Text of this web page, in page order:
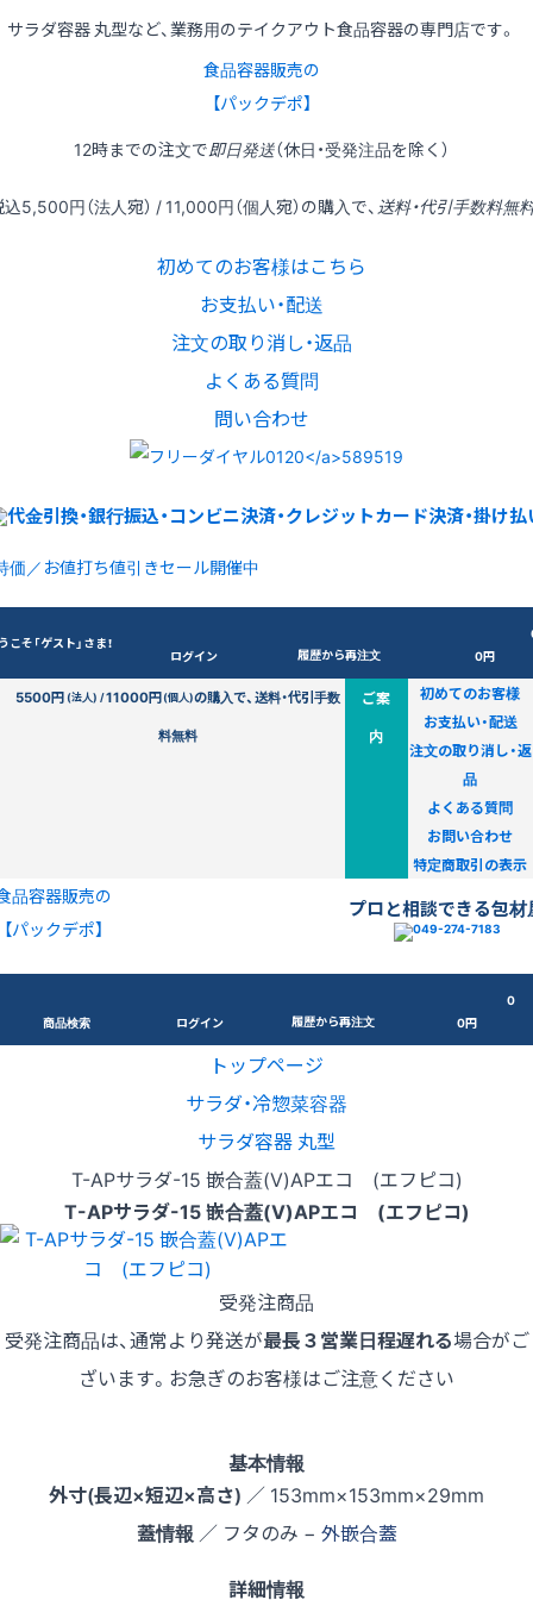
サラダ容器 丸型など、業務用のテイクアウト食品容器の専門店です。
食品容器販売の
【パックデポ】
12時までの注文で即日発送（休日・受発注品を除く）
込5,500円（法人宛） / 11,000円（個人宛）の購入で、 送料・代引手数料無
初めてのお客様はこちら
お支払い・配送
注文の取り消し・返品
よくある質問
問い合わせ
価／お値打ち値引きセール開催中
こそ「ゲスト」さま！
ログイン 履歴から再注文
0円
5500円(法人) /11000円(個人)の購入で、送料・代引手数
料無料
ご案
内
初めてのお客様
お支払い・配送
注文の取り消し・返
品
よくある質問
お問い合わせ
特定商取引の表示
品容器販売の
【パックデポ】
プロと相談できる包材
商品検索 ログイン 履歴から再注文
0
0円
トップページ
サラダ・冷惣菜容器
サラダ容器 丸型
T-APサラダ-15 嵌合蓋(V)APエコ (エフピコ)
T-APサラダ-15 嵌合蓋(V)APエコ (エフピコ)
受発注商品
受発注商品は、通常より発送が最長３営業日程遅れる場合がご
ざいます。お急ぎのお客様はご注意ください
基本情報
外寸(長辺×短辺×高さ) ／ 153mm×153mm×29mm
蓋情報 ／ フタのみ − 外嵌合蓋
詳細情報